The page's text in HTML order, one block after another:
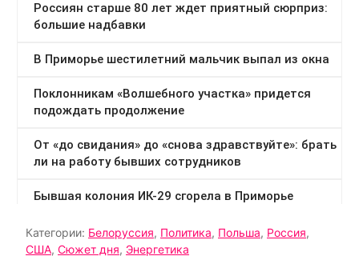
Категории: Белоруссия, Политика, Польша, Россия,
США, Сюжет дня, Энергетика